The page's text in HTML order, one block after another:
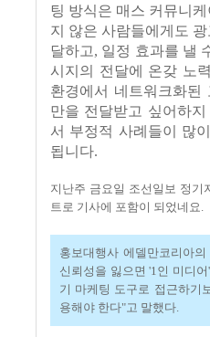
팅 방식은 매스 커뮤니
지 않은 사람들에게도
달하고, 일정 효과를 낼
시지의 전달에 온갖 노
환경에서 네트워크화
만을 전달받고 싶어하
서 부정적 사례들이 많
됩니다.
지난주 금요일 조선일보 정기
트로 기사에 포함이 되었네요
홍보대행사 에델만코리아
신뢰성을 잃으면 '1 인 미디어'
기 마케팅 도구로 접근하기
용해야 한다"고 말했다